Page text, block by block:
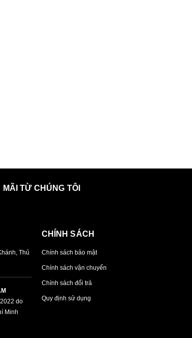
TỪ CHÚNG TÔI
Thủ
do
Minh
CHÍNH SÁCH
Chính sách bảo mật
Chính sách vận chuyển
Chính sách đổi trả
Quy định sử dụng